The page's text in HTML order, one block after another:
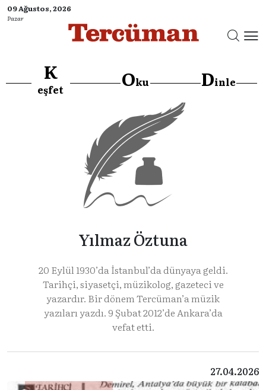
09 Ağustos, 2026
Pazar
K
eşfet Oku Dinle
Yılmaz Öztuna
20 Eylül 1930’da İstanbul’da dünyaya geldi.
Tarihçi, siyasetçi, müzikolog, gazeteci ve
yazardır. Bir dönem Tercüman’a müzik
yazıları yazdı. 9 Şubat 2012’de Ankara’da
vefat etti.
27.04.2026